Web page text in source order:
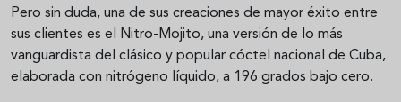
Pero sin duda, una de sus creaciones de mayor éxito entre
sus clientes es el Nitro-Mojito, una versión de lo más
vanguardista del clásico y popular cóctel nacional de Cuba,
elaborada con nitrógeno líquido, a 196 grados bajo cero.